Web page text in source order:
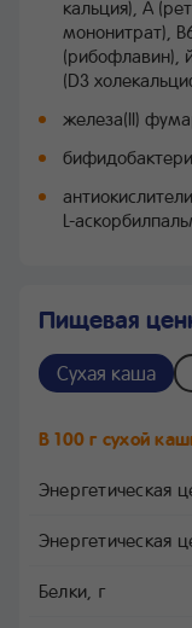
кальция), A
мононитрат),
(рибофлавин),
(D3
железа(II)
L-
Пищевая
Сухая каша
В 100 г сухой
Энергетическая
Энергетическая
Белки, г